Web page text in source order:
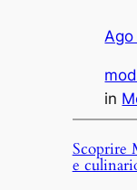
in
Scoprire
e